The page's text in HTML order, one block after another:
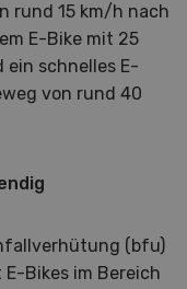
rund 15 km/h nach
E-Bike mit 25
ein schnelles E-
von rund 40
(bfu)
Bikes im Bereich